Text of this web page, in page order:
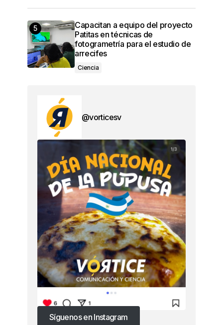
Capacitan a equipo del proyecto
Patitas en técnicas de
fotogrametría para el estudio de
arrecifes
Ciencia
@vorticesv
Síguenos en Instagram